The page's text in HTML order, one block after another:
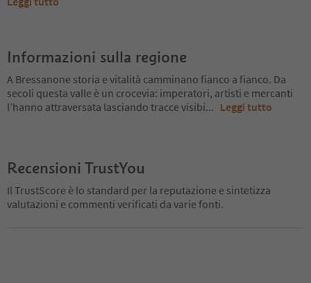
Informazioni sulla regione
A Bressanone storia e vitalità camminano fianco a fianco. Da
secoli questa valle è un crocevia: imperatori, artisti e mercanti
l’hanno attraversata lasciando tracce visibi... Leggi tutto
Recensioni TrustYou
Il TrustScore è lo standard per la reputazione e sintetizza
valutazioni e commenti verificati da varie fonti.